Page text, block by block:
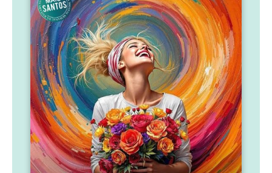
Acesse os arquivos da
Edição Mensal
as últimas
Justiça suspende licenciamento de aterro em São
Vicente a pedido do GAEMA
Rompendo o silêncio: 20 anos da Lei que